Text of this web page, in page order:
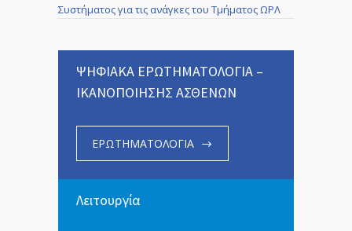
Συστήματος για τις ανάγκες του Τμήματος ΩΡΛ
ΨΗΦΙΑΚΑ ΕΡΩΤΗΜΑΤΟΛΟΓΙΑ –
ΙΚΑΝΟΠΟΙΗΣΗΣ ΑΣΘΕΝΩΝ
ΕΡΩΤΗΜΑΤΟΛΟΓΙΑ
Λειτουργία